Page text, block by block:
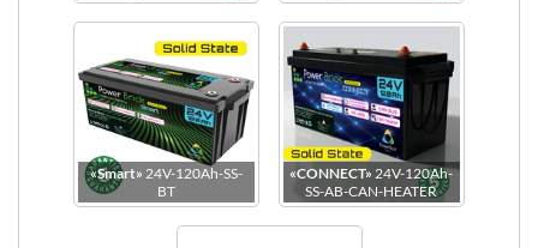
«Smart» 24V-120Ah-SS-
BT
«CONNECT» 24V-120Ah-
SS-AB-CAN-HEATER